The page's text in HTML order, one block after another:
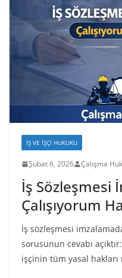
İŞ VE İŞÇI HUKUKU
Şubat 6, 2026 Çalışma
İş Sözleşmesi
Çalışıyorum
İş sözleşmesi
sorusunun cevabı
işçinin tüm yasal